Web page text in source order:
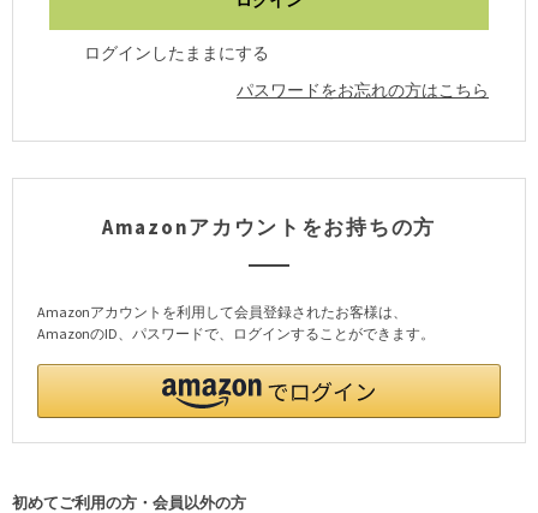
ログインしたままにする
パスワードをお忘れの方はこちら
Amazonアカウントをお持ちの方
Amazonアカウントを利用して会員登録されたお客様は、
AmazonのID、パスワードで、ログインすることができます。
初めてご利用の方・会員以外の方